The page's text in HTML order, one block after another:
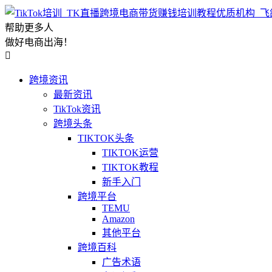
帮助更多人
做好电商出海！

跨境资讯
最新资讯
TikTok资讯
跨境头条
TIKTOK头条
TIKTOK运营
TIKTOK教程
新手入门
跨境平台
TEMU
Amazon
其他平台
跨境百科
广告术语